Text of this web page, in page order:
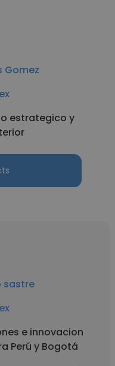
Gomez
estrategico y
sastre
e innovacion
Perú y Bogotá